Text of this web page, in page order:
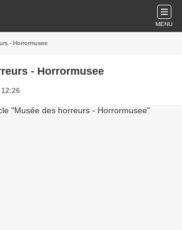
MENU
- Horrormusee
- Horrormusee
12:26